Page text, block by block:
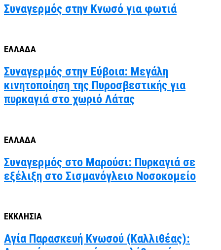
Συναγερμός στην Κνωσό για φωτιά
ΕΛΛΑΔΑ
Συναγερμός στην Εύβοια: Μεγάλη
κινητοποίηση της Πυροσβεστικής για
πυρκαγιά στο χωριό Λάτας
ΕΛΛΑΔΑ
Συναγερμός στο Μαρούσι: Πυρκαγιά σε
εξέλιξη στο Σισμανόγλειο Νοσοκομείο
ΕΚΚΛΗΣΙΑ
Αγία Παρασκευή Κνωσού (Καλλιθέας):